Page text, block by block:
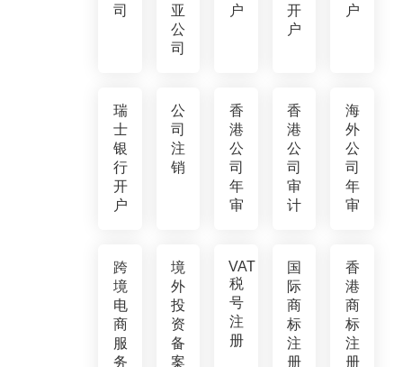
司
亚
公
司
户
开
户
户
瑞
士
银
行
开
户
公
司
注
销
香
港
公
司
年
审
香
港
公
司
审
计
海
外
公
司
年
审
跨
境
电
商
服
务
境
外
投
资
备
案
VAT
税
号
注
册
国
际
商
标
注
册
香
港
商
标
注
册